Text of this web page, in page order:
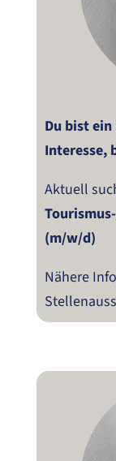
Du bist
Interesse,
Aktuell
(m/w/d)
Nähere